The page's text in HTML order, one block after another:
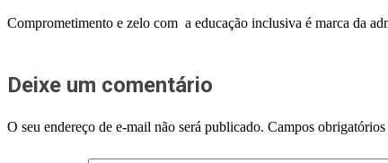
Comprometimento e zelo com a educação inclusiva é marca da
Deixe um comentário
O seu endereço de e-mail não será publicado. Campos